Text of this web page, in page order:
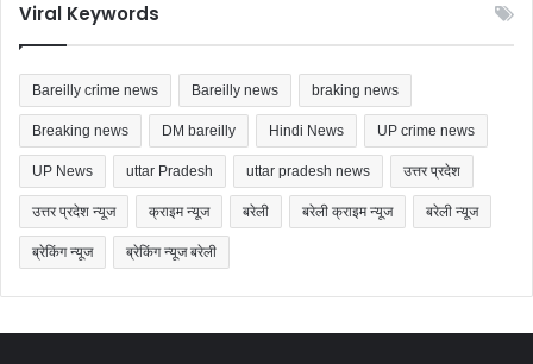
Viral Keywords
Bareilly crime news Bareilly news braking news
Breaking news DM bareilly Hindi News UP crime news
UP News uttar Pradesh uttar pradesh news उत्तर प्रदेश
उत्तर प्रदेश न्यूज क्राइम न्यूज बरेली बरेली क्राइम न्यूज बरेली न्यूज
ब्रेकिंग न्यूज ब्रेकिंग न्यूज बरेली